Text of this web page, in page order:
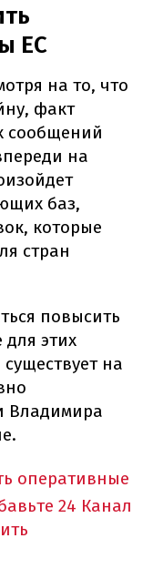
ЕС
на то, что
факт
сообщений
на
баз,
которые
стран
повысить
для этих
существует на
Владимира
оперативные
24 Канал